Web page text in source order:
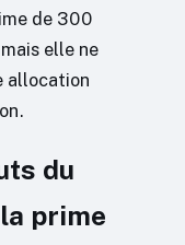
de 300
elle ne
allocation
du
prime